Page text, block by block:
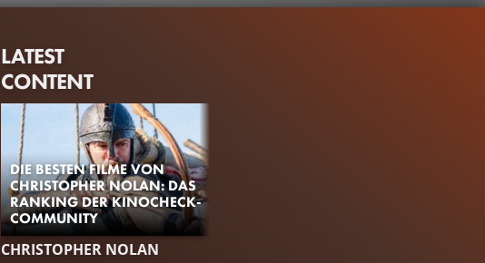
LATEST
CONTENT
DIE BESTEN FILME VON
CHRISTOPHER NOLAN: DAS
RANKING DER KINOCHECK-
COMMUNITY
CHRISTOPHER NOLAN